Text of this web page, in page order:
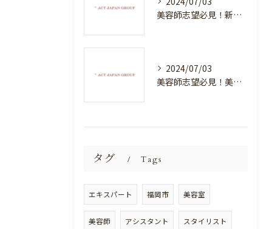
美容師志望必見！新たな価値を創造する美容室でハイレベルな技術を学べる環境
2024/07/03
美容師志望必見！美容室NEWSTANDARDで最高のスキルアップを目指そう！
タグ Tags
エキスパート 福岡市 美容室
美容師 アシスタント スタイリスト